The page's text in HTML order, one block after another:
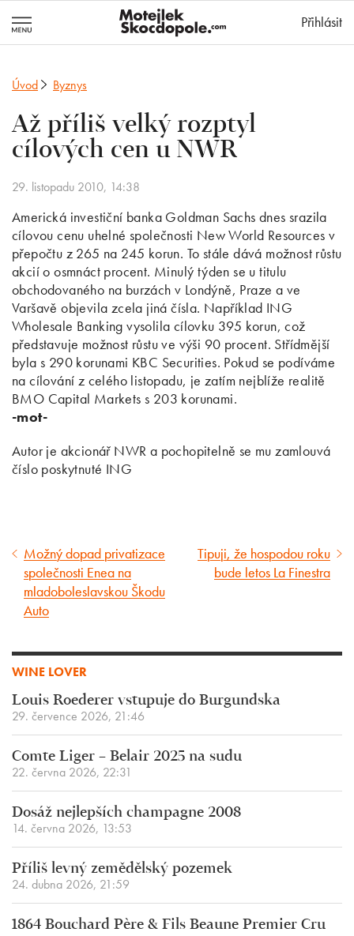
Přihlásit
Úvod Byznys
Až příliš velký rozptyl
cílových cen u NWR
29. listopadu 2010, 14:38
Americká investiční banka Goldman Sachs dnes srazila
cílovou cenu uhelné společnosti New World Resources v
přepočtu z 265 na 245 korun. To stále dává možnost růstu
akcií o osmnáct procent. Minulý týden se u titulu
obchodovaného na burzách v Londýně, Praze a ve
Varšavě objevila zcela jiná čísla. Například ING
Wholesale Banking vysolila cílovku 395 korun, což
představuje možnost růstu ve výši 90 procent. Střídmější
byla s 290 korunami KBC Securities. Pokud se podíváme
na cílování z celého listopadu, je zatím nejblíže realitě
BMO Capital Markets s 203 korunami.
-mot-
Autor je akcionář NWR a pochopitelně se mu zamlouvá
číslo poskytnuté ING
Předcházející
článek
Možný dopad privatizace
společnosti Enea na
mladoboleslavskou Škodu
Auto
Následující
článek
Tipuji, že hospodou roku
bude letos La Finestra
WINE LOVER
Louis Roederer vstupuje do Burgundska
29. července 2026, 21:46
Comte Liger – Belair 2025 na sudu
22. června 2026, 22:31
Dosáž nejlepších champagne 2008
14. června 2026, 13:53
Příliš levný zemědělský pozemek
24. dubna 2026, 21:59
1864 Bouchard Père & Fils Beaune Premier Cru